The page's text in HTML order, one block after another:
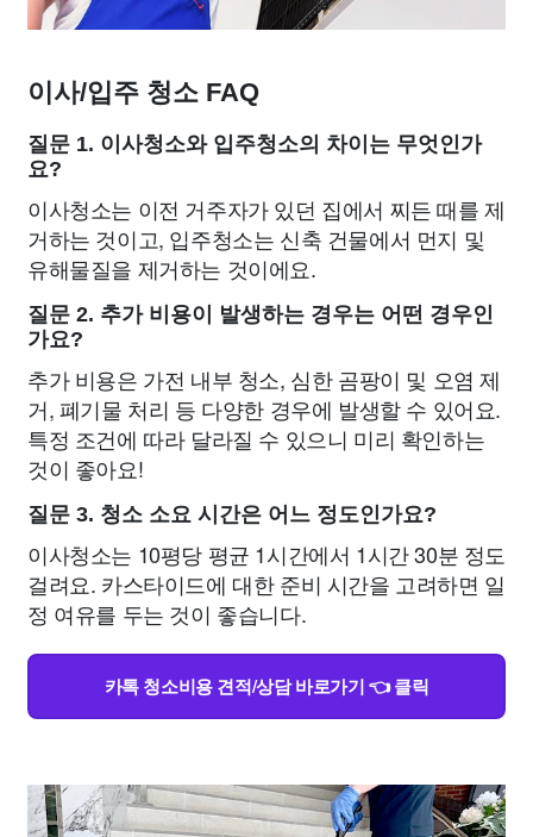
이사/입주 청소 FAQ
질문 1. 이사청소와 입주청소의 차이는 무엇인가
요?
이사청소는 이전 거주자가 있던 집에서 찌든 때를 제
거하는 것이고, 입주청소는 신축 건물에서 먼지 및
유해물질을 제거하는 것이에요.
질문 2. 추가 비용이 발생하는 경우는 어떤 경우인
가요?
추가 비용은 가전 내부 청소, 심한 곰팡이 및 오염 제
거, 폐기물 처리 등 다양한 경우에 발생할 수 있어요.
특정 조건에 따라 달라질 수 있으니 미리 확인하는
것이 좋아요!
질문 3. 청소 소요 시간은 어느 정도인가요?
이사청소는 10평당 평균 1시간에서 1시간 30분 정도
걸려요. 카스타이드에 대한 준비 시간을 고려하면 일
정 여유를 두는 것이 좋습니다.
카톡 청소비용 견적/상담 바로가기 👈 클릭